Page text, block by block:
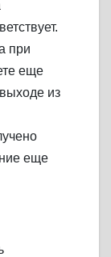
при
еще
из
еще